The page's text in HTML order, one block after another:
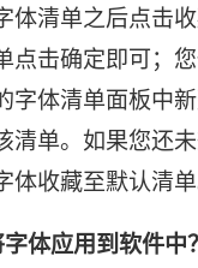
体清单之后点击
点击确定即可；
字体清单面板中
清单。如果您还
收藏至默认清单
体应用到软件中？